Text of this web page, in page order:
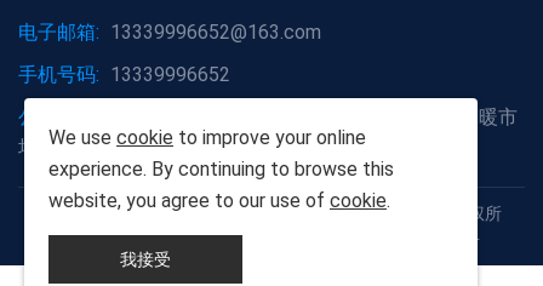
电子邮箱: 13339996652@163.com
手机号码: 13339996652
公司地址:
湖北省武汉市洪山区白沙洲大道烽火五金水暖市
场A2栋6号
Copyright © 2012-2025 武汉胡杨树建材有限责任公司 版权所
有 鄂ICP备19013111号 鄂公网安备42011102005926号
We use cookie to improve your online
experience. By continuing to browse this
website, you agree to our use of cookie.
我接受